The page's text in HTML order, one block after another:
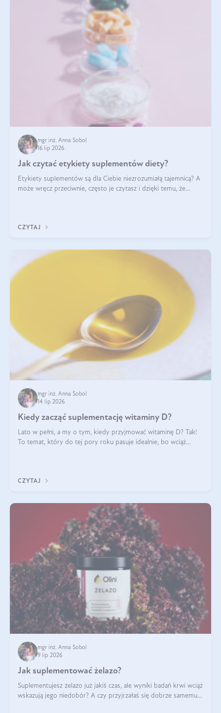
mgr inż. Anna Sobol
16 lip 2026
Jak czytać etykiety suplementów diety?
Etykiety suplementów są dla Ciebie niezrozumiałą tajemnicą? A
może wręcz przeciwnie, często je czytasz i dzięki temu, że
CZYTAJ
mgr inż. Anna Sobol
14 lip 2026
Kiedy zacząć suplementację witaminy D?
Lato w pełni, a my o tym, kiedy przyjmować witaminę D? Tak!
To temat, który do tej pory roku pasuje idealnie, bo wciąż
CZYTAJ
mgr inż. Anna Sobol
9 lip 2026
Jak suplementować żelazo?
Suplementujesz żelazo już jakiś czas, ale wyniki badań krwi wciąż
wskazują jego niedobór? A czy przyjrzałaś się dobrze samemu